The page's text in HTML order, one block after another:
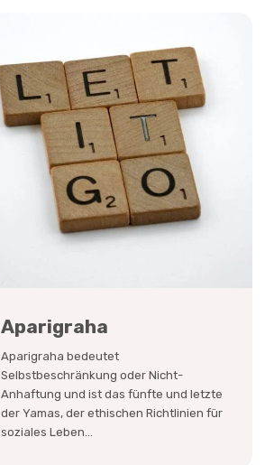
Aparigraha
Aparigraha bedeutet
Selbstbeschränkung oder Nicht-
Anhaftung und ist das fünfte und letzte
der Yamas, der ethischen Richtlinien für
soziales Leben...